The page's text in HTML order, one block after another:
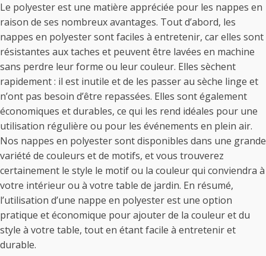
Le polyester est une matière appréciée pour les nappes en
raison de ses nombreux avantages. Tout d’abord, les
nappes en polyester sont faciles à entretenir, car elles sont
résistantes aux taches et peuvent être lavées en machine
sans perdre leur forme ou leur couleur. Elles sèchent
rapidement : il est inutile et de les passer au sèche linge et
n’ont pas besoin d’être repassées. Elles sont également
économiques et durables, ce qui les rend idéales pour une
utilisation régulière ou pour les événements en plein air.
Nos nappes en polyester sont disponibles dans une grande
variété de couleurs et de motifs, et vous trouverez
certainement le style le motif ou la couleur qui conviendra à
votre intérieur ou à votre table de jardin. En résumé,
l’utilisation d’une nappe en polyester est une option
pratique et économique pour ajouter de la couleur et du
style à votre table, tout en étant facile à entretenir et
durable.